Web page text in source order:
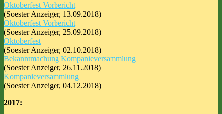
Oktoberfest Vorbericht
(Soester Anzeiger, 13.09.2018)
Oktoberfest Vorbericht
(Soester Anzeiger, 25.09.2018)
Oktoberfest
(Soester Anzeiger, 02.10.2018)
Bekanntmachung Kompanieversammlung
(Soester Anzeiger, 26.11.2018)
Kompanieversammlung
(Soester Anzeiger, 04.12.2018)
2017: